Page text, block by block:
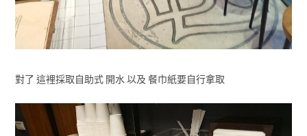
對了 這裡採取自助式 開水 以及 餐巾紙要自行拿取